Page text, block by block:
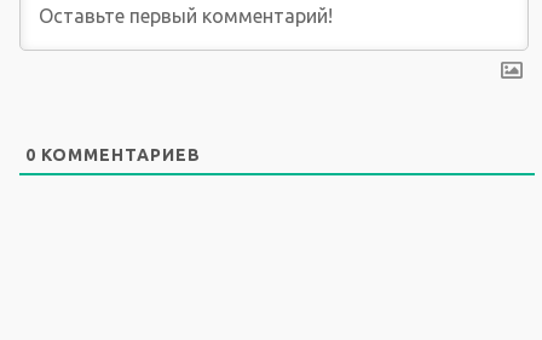
0 КОММЕНТАРИЕВ